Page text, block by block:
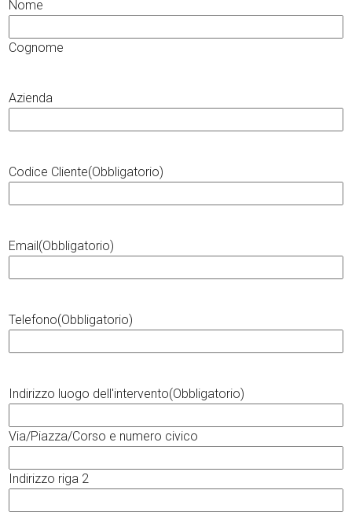
Nome
Cognome
Azienda
Codice Cliente(Obbligatorio)
Email(Obbligatorio)
Telefono(Obbligatorio)
Indirizzo luogo dell'intervento(Obbligatorio)
Via/Piazza/Corso e numero civico
Indirizzo riga 2